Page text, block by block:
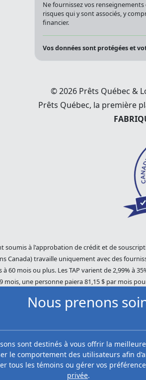
Ne fournissez vos
risques qui y sont associés, y
financier.
Vos données sont protégées et
© 2026 Prêts Québec &
Prêts Québec, la première
soumis à l'approbation de crédit et de
Canada) travaille uniquement avec des
à 60 mois ou plus. Les TAP varient de 2,99%
mois, une personne paiera 81,15 $ par mois
En cas de paiement manqué, des frais de
sera résilié et différentes méthodes de
utilisent des pratiques de recouvrement
n'approuve, ne garantit ni ne recommande
les rapports de crédit d'Equifax, veuillez
Nous prenons
sont destinés à vous offrir la
le comportement des utilisateurs afin
tous les témoins ou gérer vos
privée.